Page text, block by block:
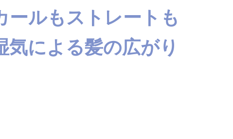
ールもストレートも
気による髪の広がり
ト
アケア
ア
カールアイロン
ロールブラシアイロン
シャワーヘッド
ホットカーラー
ブラシ・コームアイロン